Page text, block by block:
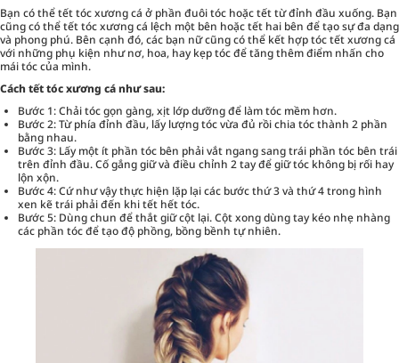
Bạn có thể tết tóc xương cá ở phần đuôi tóc hoặc tết từ đỉnh đầu xuống. Bạn
cũng có thể tết tóc xương cá lệch một bên hoặc tết hai bên để tạo sự đa dạng
và phong phú. Bên cạnh đó, các bạn nữ cũng có thể kết hợp tóc tết xương cá
với những phụ kiện như nơ, hoa, hay kẹp tóc để tăng thêm điểm nhấn cho
mái tóc của mình.
Cách tết tóc xương cá như sau:
Bước 1: Chải tóc gọn gàng, xịt lớp dưỡng để làm tóc mềm hơn.
Bước 2: Từ phía đỉnh đầu, lấy lượng tóc vừa đủ rồi chia tóc thành 2 phần
bằng nhau.
Bước 3: Lấy một ít phần tóc bên phải vắt ngang sang trái phần tóc bên trái
trên đỉnh đầu. Cố gắng giữ và điều chỉnh 2 tay để giữ tóc không bị rối hay
lộn xộn.
Bước 4: Cứ như vậy thực hiện lặp lại các bước thứ 3 và thứ 4 trong hình
xen kẽ trái phải đến khi tết hết tóc.
Bước 5: Dùng chun để thắt giữ cột lại. Cột xong dùng tay kéo nhẹ nhàng
các phần tóc để tạo độ phồng, bồng bềnh tự nhiên.